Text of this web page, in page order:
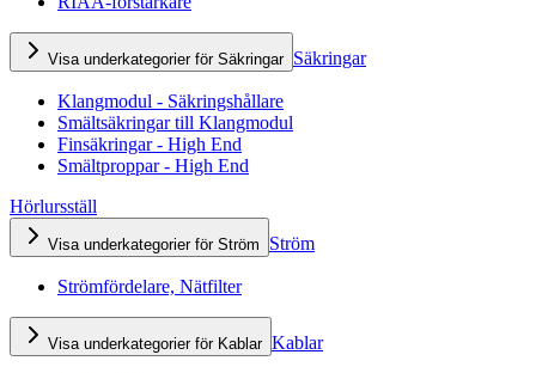
Visa underkategorier för Säkringar Säkringar
Klangmodul - Säkringshållare
Smältsäkringar till Klangmodul
Finsäkringar - High End
Smältproppar - High End
Hörlursställ
Visa underkategorier för Ström Ström
Strömfördelare, Nätfilter
Visa underkategorier för Kablar Kablar